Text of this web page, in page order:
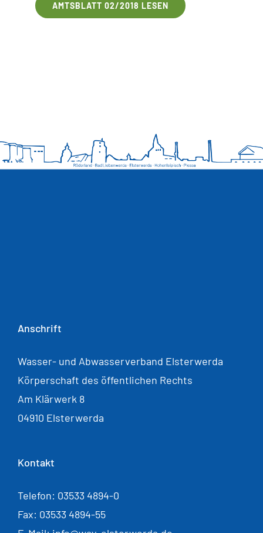
AMTSBLATT 02/2018 LESEN
Anschrift
Wasser- und Abwasserverband Elsterwerda
Körperschaft des öffentlichen Rechts
Am Klärwerk 8
04910 Elsterwerda
Kontakt
Telefon: 03533 4894-0
Fax: 03533 4894-55